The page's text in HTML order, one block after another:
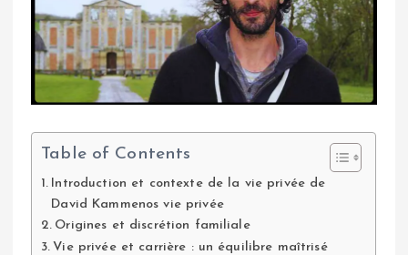
Table of Contents
Introduction et contexte de la vie privée de
David Kammenos vie privée
Origines et discrétion familiale
Vie privée et carrière : un équilibre maîtrisé